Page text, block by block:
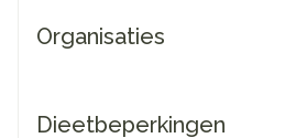
Organisaties
Dieetbeperkingen